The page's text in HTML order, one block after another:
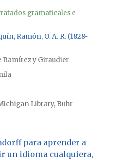
gramaticales e
Ramón, O. A. R. (1828-
Ramírez y Giraudier
Library, Buhr
para aprender a
un idioma cualquiera,